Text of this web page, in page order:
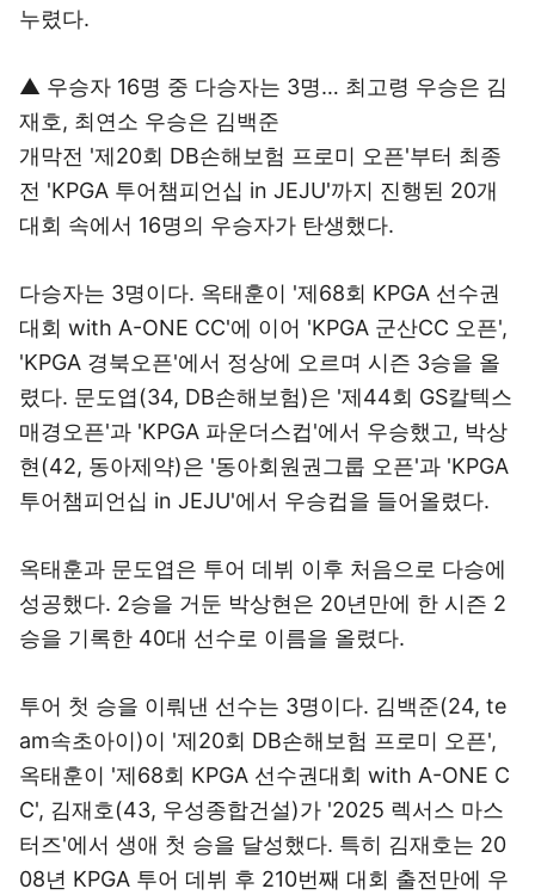
누렸다.
▲ 우승자 16명 중 다승자는 3명… 최고령 우승은 김
재호, 최연소 우승은 김백준
개막전 '제20회 DB손해보험 프로미 오픈'부터 최종
전 'KPGA 투어챔피언십 in JEJU'까지 진행된 20개
대회 속에서 16명의 우승자가 탄생했다.
다승자는 3명이다. 옥태훈이 '제68회 KPGA 선수권
대회 with A-ONE CC'에 이어 'KPGA 군산CC 오픈',
'KPGA 경북오픈'에서 정상에 오르며 시즌 3승을 올
렸다. 문도엽(34, DB손해보험)은 '제44회 GS칼텍스
매경오픈'과 'KPGA 파운더스컵'에서 우승했고, 박상
현(42, 동아제약)은 '동아회원권그룹 오픈'과 'KPGA
투어챔피언십 in JEJU'에서 우승컵을 들어올렸다.
옥태훈과 문도엽은 투어 데뷔 이후 처음으로 다승에
성공했다. 2승을 거둔 박상현은 20년만에 한 시즌 2
승을 기록한 40대 선수로 이름을 올렸다.
투어 첫 승을 이뤄낸 선수는 3명이다. 김백준(24, te
am속초아이)이 '제20회 DB손해보험 프로미 오픈',
옥태훈이 '제68회 KPGA 선수권대회 with A-ONE C
C', 김재호(43, 우성종합건설)가 '2025 렉서스 마스
터즈'에서 생애 첫 승을 달성했다. 특히 김재호는 20
08년 KPGA 투어 데뷔 후 210번째 대회 출전만에 우